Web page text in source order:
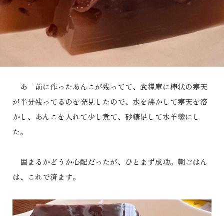
あ 前に作ったあんこが残ってて、食糧庫に棒状の寒天
が半分残ってるのを発見したので、水を沸かして寒天を溶
かし、あんこを入れて少し煮て、砂糖足して水羊羹にし
た。
固まるかどうか心配だったが、ひとまず成功。朝ごはん
は、これで済ます。